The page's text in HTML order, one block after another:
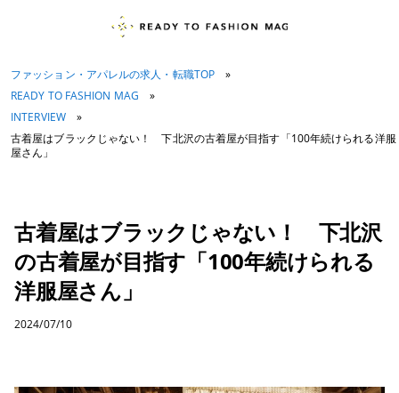
ファッション・アパレルの求人・転職TOP
»
READY TO FASHION MAG
»
INTERVIEW
»
古着屋はブラックじゃない！ 下北沢の古着屋が目指す「100年続けられる洋服
屋さん」
古着屋はブラックじゃない！ 下北沢
の古着屋が目指す「100年続けられる
洋服屋さん」
2024/07/10